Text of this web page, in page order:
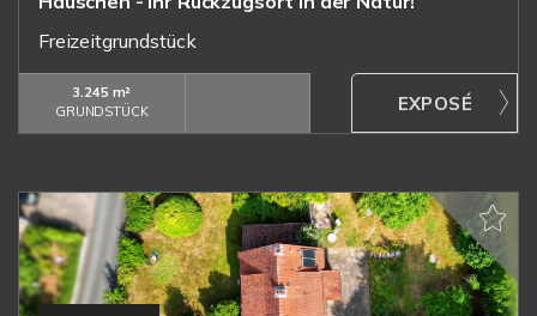
Freizeitgrundstück
3.245 m²
GRUNDSTÜCK